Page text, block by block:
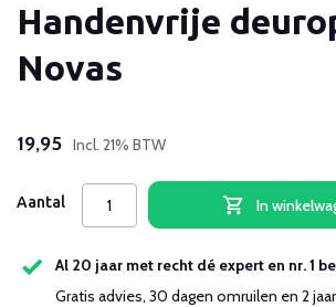
Handenvrije
Novas
19,95 Incl. 21% BTW
Aantal In
Al 20 jaar met recht dé expert en nr. 1
Gratis advies, 30 dagen omruilen en 2